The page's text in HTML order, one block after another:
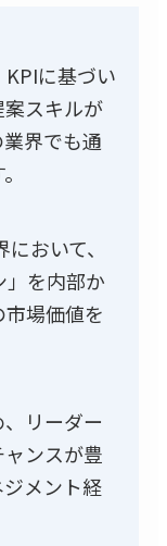
KPIに基づい
スキルが
界でも通
おいて、
」を内部か
場価値を
リーダー
ンスが豊
メント経